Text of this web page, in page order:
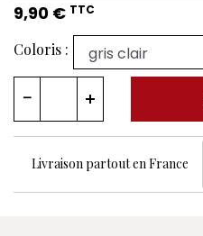
9,90 € TTC
Coloris :
Livraison partout en France